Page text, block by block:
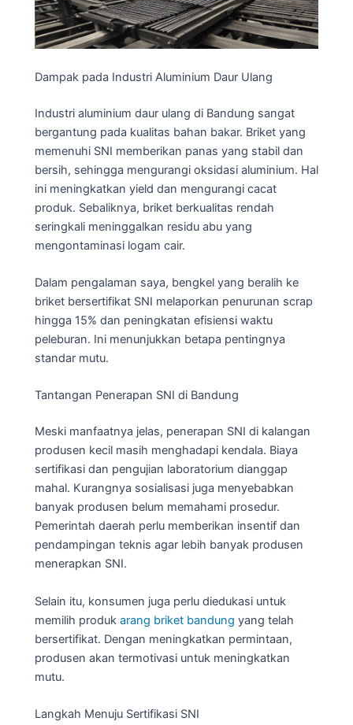
Dampak pada Industri Aluminium Daur Ulang
Industri aluminium daur ulang di Bandung sangat
bergantung pada kualitas bahan bakar. Briket yang
memenuhi SNI memberikan panas yang stabil dan
bersih, sehingga mengurangi oksidasi aluminium. Hal
ini meningkatkan yield dan mengurangi cacat
produk. Sebaliknya, briket berkualitas rendah
seringkali meninggalkan residu abu yang
mengontaminasi logam cair.
Dalam pengalaman saya, bengkel yang beralih ke
briket bersertifikat SNI melaporkan penurunan scrap
hingga 15% dan peningkatan efisiensi waktu
peleburan. Ini menunjukkan betapa pentingnya
standar mutu.
Tantangan Penerapan SNI di Bandung
Meski manfaatnya jelas, penerapan SNI di kalangan
produsen kecil masih menghadapi kendala. Biaya
sertifikasi dan pengujian laboratorium dianggap
mahal. Kurangnya sosialisasi juga menyebabkan
banyak produsen belum memahami prosedur.
Pemerintah daerah perlu memberikan insentif dan
pendampingan teknis agar lebih banyak produsen
menerapkan SNI.
Selain itu, konsumen juga perlu diedukasi untuk
memilih produk arang briket bandung yang telah
bersertifikat. Dengan meningkatkan permintaan,
produsen akan termotivasi untuk meningkatkan
mutu.
Langkah Menuju Sertifikasi SNI